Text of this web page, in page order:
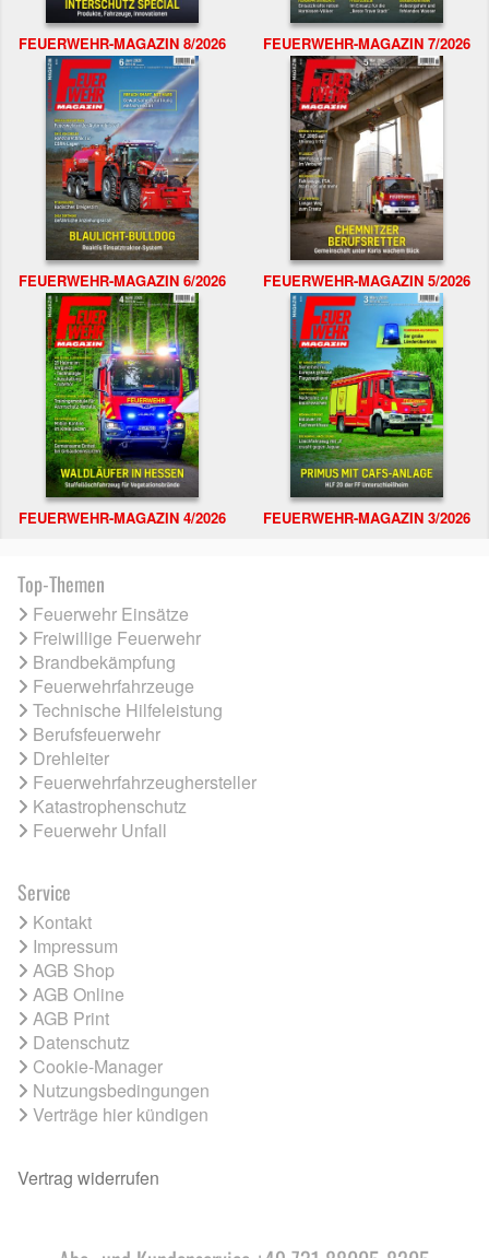
FEUERWEHR-MAGAZIN 8/2026 FEUERWEHR-MAGAZIN 7/2026
FEUERWEHR-MAGAZIN 6/2026 FEUERWEHR-MAGAZIN 5/2026
FEUERWEHR-MAGAZIN 4/2026 FEUERWEHR-MAGAZIN 3/2026
Top-Themen
Feuerwehr Einsätze
Freiwillige Feuerwehr
Brandbekämpfung
Feuerwehrfahrzeuge
Technische Hilfeleistung
Berufsfeuerwehr
Drehleiter
Feuerwehrfahrzeughersteller
Katastrophenschutz
Feuerwehr Unfall
Service
Kontakt
Impressum
AGB Shop
AGB Online
AGB Print
Datenschutz
Cookie-Manager
Nutzungsbedingungen
Verträge hier kündigen
Vertrag widerrufen